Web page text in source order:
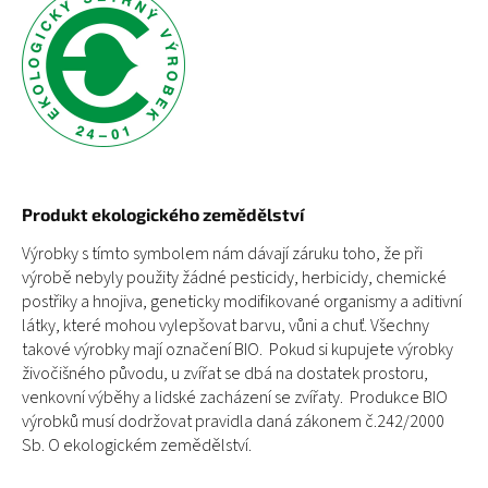
Produkt ekologického zemědělství
Výrobky s tímto symbolem nám dávají záruku toho, že při
výrobě nebyly použity žádné pesticidy, herbicidy, chemické
postřiky a hnojiva, geneticky modifikované organismy a aditivní
látky, které mohou vylepšovat barvu, vůni a chuť. Všechny
takové výrobky mají označení BIO. Pokud si kupujete výrobky
živočišného původu, u zvířat se dbá na dostatek prostoru,
venkovní výběhy a lidské zacházení se zvířaty. Produkce BIO
výrobků musí dodržovat pravidla daná zákonem č.242/2000
Sb. O ekologickém zemědělství.